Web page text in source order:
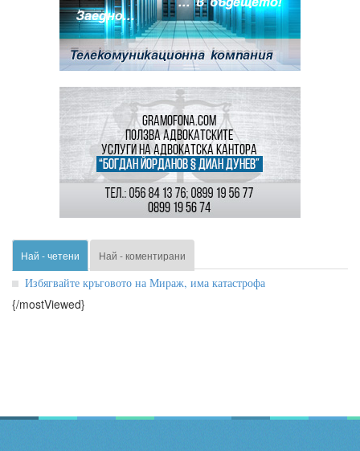
Най - четени Най - коментирани
Избягвайте кръговото на Мираж, има катастрофа
{/mostViewed}